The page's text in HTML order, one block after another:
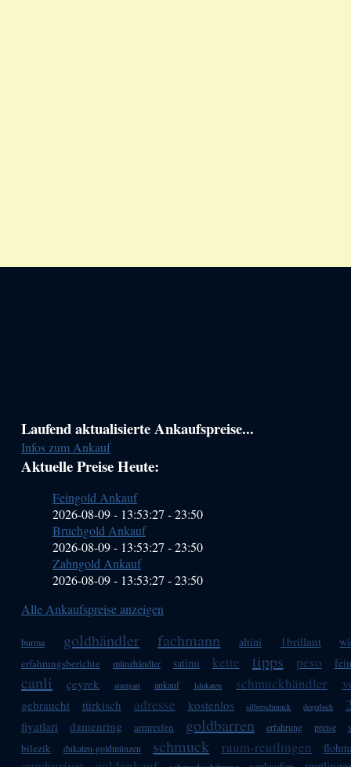
Haupt-
Sidebar
(Primary)
Laufend aktualisierte Ankaufspreise...
Infos zum Ankauf
Aktuelle Preise Heute:
Feingold Ankauf
2026-08-09 - 13:53:27 -23:50
Bruchgold Ankauf
2026-08-09 - 13:53:27 -23:50
Zahngold Ankauf
2026-08-09 - 13:53:27 -23:50
Alle Ankaufspreise anzeigen
burma goldhändler fachmann altini 1brillant
erfahrungsberichte münzhändler satimi kette tipps peso
canli çeyrek stuttgart ankauf 1dukaten schmuckhändler
gebraucht türkisch adresse kostenlos silberschmuck degerloch
fiyatlari damenring armreifen goldbarren erfahrung preise
bilezik dukaten-goldmünzen schmuck raum-reutlingen